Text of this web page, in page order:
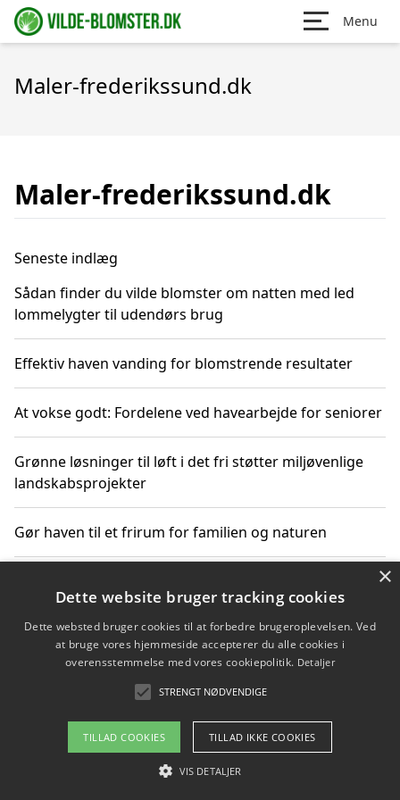
Menu
Maler-frederikssund.dk
Maler-frederikssund.dk
Seneste indlæg
Sådan finder du vilde blomster om natten med led
lommelygter til udendørs brug
Effektiv haven vanding for blomstrende resultater
At vokse godt: Fordelene ved havearbejde for seniorer
Grønne løsninger til løft i det fri støtter miljøvenlige
landskabsprojekter
Gør haven til et frirum for familien og naturen
Om / kontakt
Blog Betingelser
×
Dette website bruger tracking cookies
Dette websted bruger cookies til at forbedre brugeroplevelsen. Ved
at bruge vores hjemmeside accepterer du alle cookies i
overensstemmelse med vores cookiepolitik. Detaljer
STRENGT NØDVENDIGE
TILLAD COOKIES TILLAD IKKE COOKIES
VIS DETALJER